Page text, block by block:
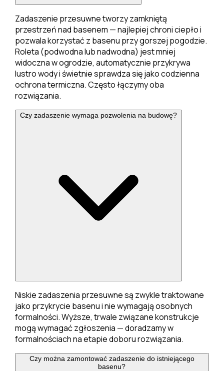
Zadaszenie przesuwne tworzy zamkniętą
przestrzeń nad basenem — najlepiej chroni ciepło i
pozwala korzystać z basenu przy gorszej pogodzie.
Roleta (podwodna lub nadwodna) jest mniej
widoczna w ogrodzie, automatycznie przykrywa
lustro wody i świetnie sprawdza się jako codzienna
ochrona termiczna. Często łączymy oba
rozwiązania.
Czy zadaszenie wymaga pozwolenia na budowę?
Niskie zadaszenia przesuwne są zwykle traktowane
jako przykrycie basenu i nie wymagają osobnych
formalności. Wyższe, trwale związane konstrukcje
mogą wymagać zgłoszenia — doradzamy w
formalnościach na etapie doboru rozwiązania.
Czy można zamontować zadaszenie do istniejącego
basenu?